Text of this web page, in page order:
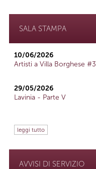
SALA STAMPA
10/06/2026
Artisti a Villa Borghese #3
29/05/2026
Lavinia - Parte V
leggi tutto
AVVISI DI SERVIZIO